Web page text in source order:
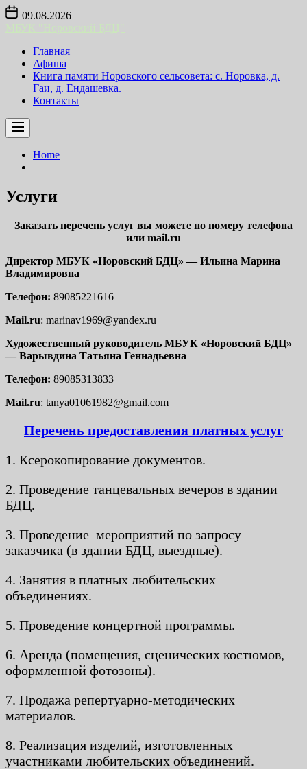
Skip
content
09.08.2026
Главная
Афиша
Книга памяти Норовского сельсовета: с. Норовка, д.
Гаи, д. Ендашевка.
Контакты
Home
Услуги
Заказать перечень услуг вы можете по номеру телефона
или mail.ru
Директор МБУК «Норовский БДЦ» — Ильина Марина
Владимировна
Телефон: 89085221616
Mail.ru: marinav1969@yandex.ru
Художественный руководитель МБУК «Норовский БДЦ»
— Варывдина Татьяна Геннадьевна
Телефон: 89085313833
Mail.ru: tanya01061982@gmail.com
Перечень предоставления платных услуг
1. Ксерокопирование документов.
2. Проведение танцевальных вечеров в здании
БДЦ.
3. Проведение мероприятий по запросу
заказчика (в здании БДЦ, выездные).
4. Занятия в платных любительских
объединениях.
5. Проведение концертной программы.
6. Аренда (помещения, сценических костюмов,
оформленной фотозоны).
7. Продажа репертуарно-методических
материалов.
8. Реализация изделий, изготовленных
участниками любительских объединений.